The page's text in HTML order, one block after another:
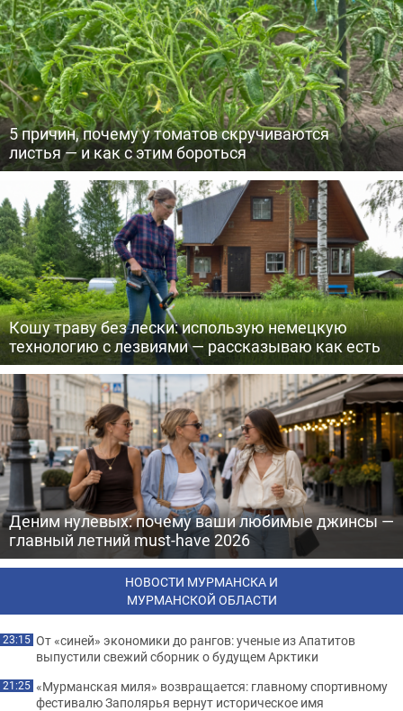
5 причин, почему у томатов скручиваются
листья — и как с этим бороться
Кошу траву без лески: использую немецкую
технологию с лезвиями — рассказываю как есть
Деним нулевых: почему ваши любимые джинсы —
главный летний must-have 2026
НОВОСТИ МУРМАНСКА И
МУРМАНСКОЙ ОБЛАСТИ
23:15 От «синей» экономики до рангов: ученые из Апатитов
выпустили свежий сборник о будущем Арктики
21:25 «Мурманская миля» возвращается: главному спортивному
фестивалю Заполярья вернут историческое имя